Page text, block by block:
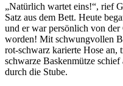
„Natürlich wartet eins!“, rief
Satz aus dem Bett. Heute
und er war persönlich von
worden! Mit schwungvollen
rot-schwarz karierte Hose an,
schwarze Baskenmütze
durch die Stube.